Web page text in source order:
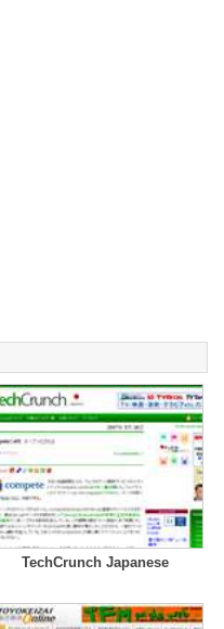
TechCrunch Japanese